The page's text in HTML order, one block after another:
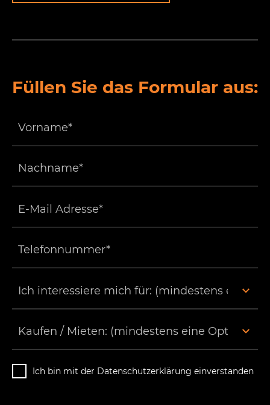
Füllen Sie das Formular aus:
Ich bin mit der Datenschutzerklärung einverstanden